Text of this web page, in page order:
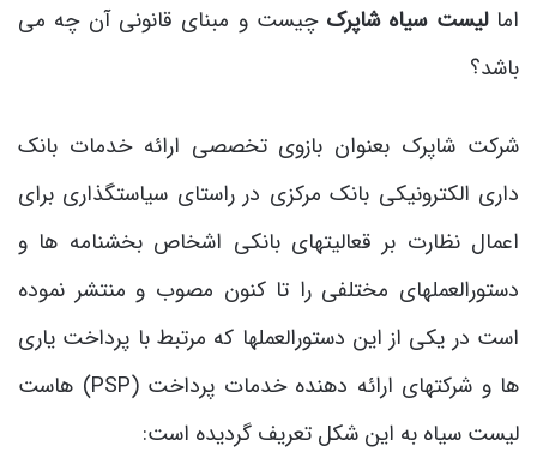
اما لیست سیاه شاپرک چیست و مبنای قانونی آن چه می
باشد؟
شرکت شاپرک بعنوان بازوی تخصصی ارائه خدمات بانک
داری الکترونیکی بانک مرکزی در راستای سیاستگذاری برای
اعمال نظارت بر قعالیتهای بانکی اشخاص بخشنامه ها و
دستورالعملهای مختلفی را تا کنون مصوب و منتشر نموده
است در یکی از این دستورالعملها که مرتبط با پرداخت یاری
ها و شرکتهای ارائه دهنده خدمات پرداخت (PSP) هاست
لیست سیاه به این شکل تعریف گردیده است: